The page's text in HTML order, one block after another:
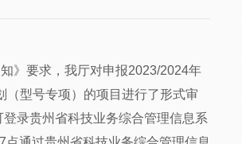
》要求，我厅对申报2023/2024年
型号专项）的项目进行了形式审
录贵州省科技业务综合管理信息系